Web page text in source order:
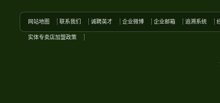
网站地图 联系我们 诚聘英才 企业微博 企业邮箱 追溯系统
实体专卖店加盟政策